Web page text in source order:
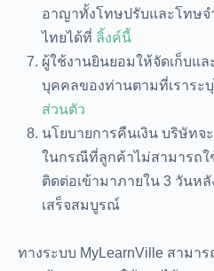
อาญาทั้งโทษปรับและโทษ
ไทยได้ที่ ลิ้งค์นี้
ผู้ใช้งานยินยอมให้จัดเก็บแ
บุคคลของท่านตามที่เราระ
ส่วนตัว
นโยบายการคืนเงิน บริษัทจ
ในกรณีที่ลูกค้าไม่สามารถใ
ติดต่อเข้ามาภายใน 3 วันห
เสร็จสมบูรณ์
ทางระบบ MyLearnVille สามา